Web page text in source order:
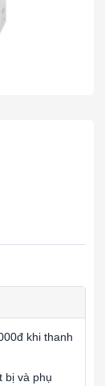
khi thanh
bị và phụ